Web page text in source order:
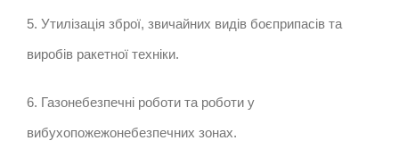
5. Утилізація зброї, звичайних видів боєприпасів та
виробів ракетної техніки.
6. Газонебезпечні роботи та роботи у
вибухопожежонебезпечних зонах.